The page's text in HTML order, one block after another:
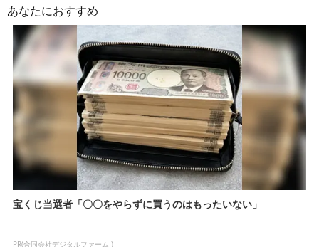
あなたにおすすめ
宝くじ当選者「〇〇をやらずに買うのはもったいない」
PR(合同会社デジタルファーム )